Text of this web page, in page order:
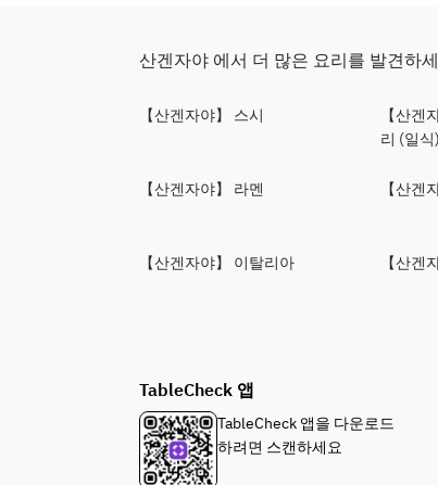
산겐자야 에서 더 많은 요리를 발견하
【산겐자야】 스시
【산겐
리 (일식)
【산겐자야】 라멘 【산겐
【산겐자야】 이탈리아 【산겐
TableCheck 앱
TableCheck 앱을 다운로드
하려면 스캔하세요